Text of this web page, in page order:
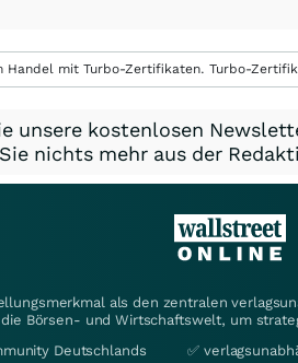
mit Turbo-Zertifikaten. Turbo-
unsere kostenlosen
nichts mehr aus der
als den zentralen
die Börsen- und Wirtschaftswelt, um
Deutschlands
✅